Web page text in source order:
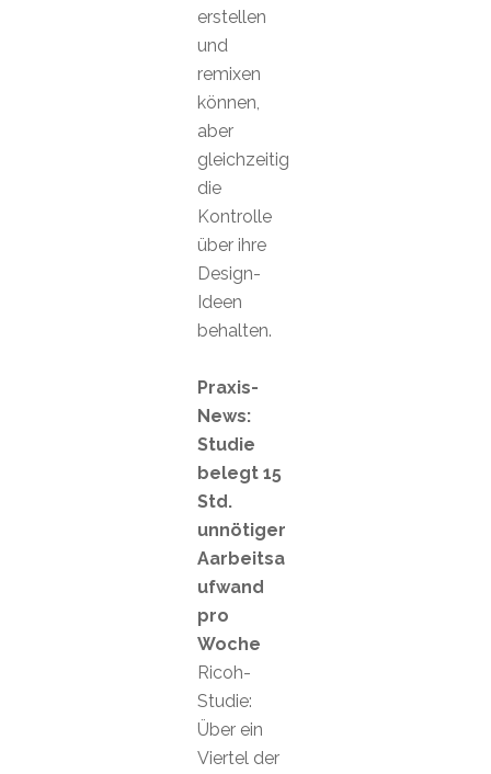
erstellen
und
remixen
können,
aber
gleichzeitig
die
Kontrolle
über ihre
Design-
Ideen
behalten.
Praxis-
News:
Studie
belegt 15
Std.
unnötiger
Aarbeitsa
ufwand
pro
Woche
Ricoh-
Studie:
Über ein
Viertel der